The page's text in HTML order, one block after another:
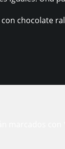
chocolate